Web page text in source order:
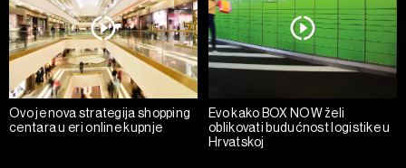
Ovo je nova strategija shopping
centara u eri online kupnje
Evo kako BOX NOW želi
oblikovati budućnost logistike u
Hrvatskoj